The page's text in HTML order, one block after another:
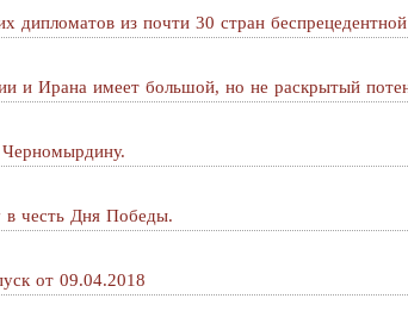
из почти 30 стран
и Ирана имеет большой, но не раскрытый
в честь Дня Победы.
от 09.04.2018